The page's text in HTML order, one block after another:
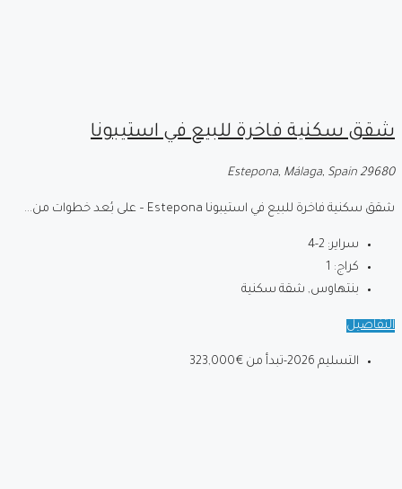
شقق سكنية فاخرة للبيع في استيبونا
29680 Estepona, Málaga, Spain
شقق سكنية فاخرة للبيع في استيبونا Estepona – على بُعد خطوات من...
سراير: 2-4
كراج: 1
بنتهاوس, شقة سكنية
التفاصيل
التسليم 2026-تبدأ من €323,000